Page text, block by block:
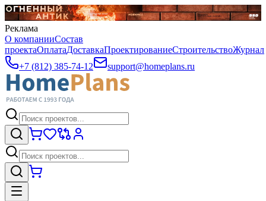
Реклама
О компанииСостав
проектаОплатаДоставкаПроектированиеСтроительствоЖурнал
+7 (812) 385-74-12
support@homeplans.ru